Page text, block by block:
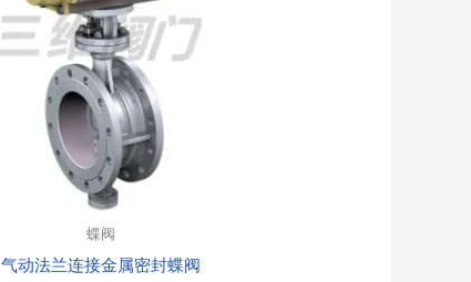
蝶阀
气动法兰连接金属密封蝶阀